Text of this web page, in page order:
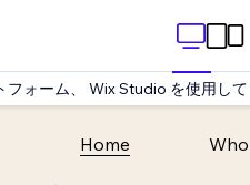
ォーム、 Wix Studio を使用して